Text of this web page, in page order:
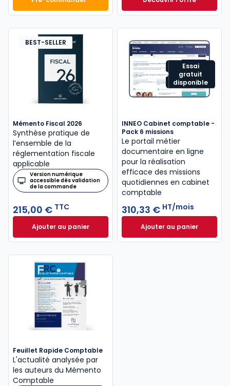
Mémento Comptable 2027 à 199,00 € TTCNavis Comptable
Dès
BEST-SELLER
Mémento Fiscal 2026
Synthèse pratique de
l’ensemble de la
réglementation fiscale
applicable
Version numérique
accessible dès validation
de la commande
215,00 € TTC
Ajouter au panierMémento Fiscal 2026 à 215,00 € TTC
Essai
gratuit
disponible
INNEO Cabinet comptable -
Pack 6 missions
Le portail métier
documentaire en ligne
pour la réalisation
efficace des missions
quotidiennes en cabinet
comptable
310,33 € HT/mois
Ajouter au panier
INNEO Cabinet
Feuillet Rapide Comptable
L'actualité analysée par
les auteurs du Mémento
Comptable